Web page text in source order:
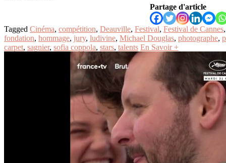
Partage d'article
Tagged Cinéma, compétition, Deauville, Festival, Festival de Cannes
fondation, hommage, jury, ludivine, Michael Douglas, photographe,
carpet, sagnier, sofia coppola, stars, talents En Savoir +